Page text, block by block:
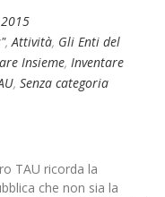
,Attività, Gli Enti del
Insieme, Inventare
, Senza categoria
TAU ricorda la
che non sia la